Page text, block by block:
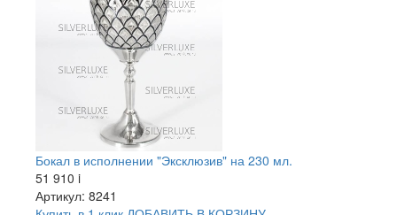
Бокал в исполнении "Эксклюзив" на 230 мл.
51 910 i
Артикул: 8241